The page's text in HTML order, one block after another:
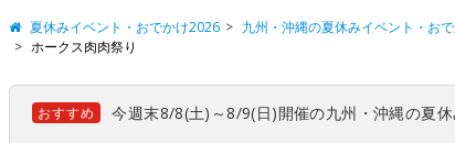
夏休みイベント・おでかけ2026 九州・沖縄の夏休みイベント・お
ホークス肉肉祭り
おすすめ 今週末8/8(土)～8/9(日)開催の九州・沖縄の夏